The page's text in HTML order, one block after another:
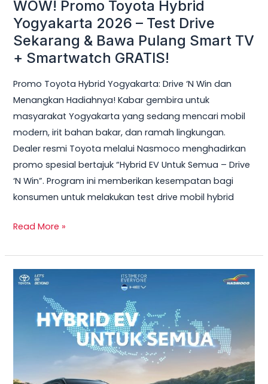
WOW! Promo Toyota Hybrid
Yogyakarta 2026 – Test Drive
Sekarang & Bawa Pulang Smart TV
+ Smartwatch GRATIS!
Promo Toyota Hybrid Yogyakarta: Drive ‘N Win dan
Menangkan Hadiahnya! Kabar gembira untuk
masyarakat Yogyakarta yang sedang mencari mobil
modern, irit bahan bakar, dan ramah lingkungan.
Dealer resmi Toyota melalui Nasmoco menghadirkan
promo spesial bertajuk “Hybrid EV Untuk Semua – Drive
‘N Win”. Program ini memberikan kesempatan bagi
konsumen untuk melakukan test drive mobil hybrid
WOW!
Promo
Toyota
Hybrid
2026
–
Test
Drive
Sekarang
&
Bawa
Pulang
TV
GRATIS!
Read More »
Toyota